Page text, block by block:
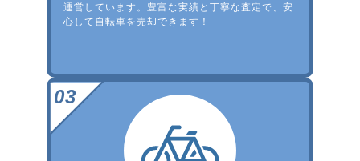
運営しています。豊富な実績と丁寧な査定で、安
心して自転車を売却できます！